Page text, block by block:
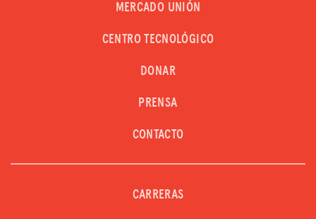
MERCADO UNIÓN
CENTRO TECNOLÓGICO
DONAR
PRENSA
CONTACTO
CARRERAS